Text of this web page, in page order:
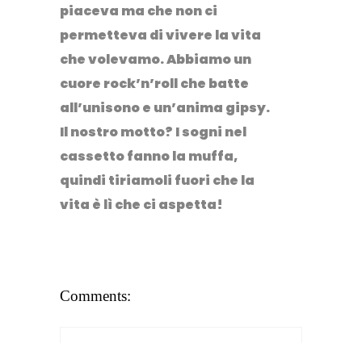
piaceva ma che non ci
permetteva di vivere la vita
che volevamo. Abbiamo un
cuore rock’n’roll che batte
all’unisono e un’anima gipsy.
Il nostro motto? I sogni nel
cassetto fanno la muffa,
quindi tiriamoli fuori che la
vita è lì che ci aspetta!
Comments: